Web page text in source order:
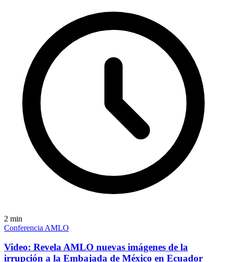
2 min
Conferencia AMLO
Video: Revela AMLO nuevas imágenes de la
irrupción a la Embajada de México en Ecuador